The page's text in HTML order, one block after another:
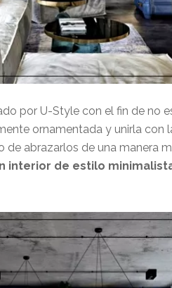
por U-Style con el fin de no
ornamentada y unirla con
de abrazarlos de una manera
interior de estilo